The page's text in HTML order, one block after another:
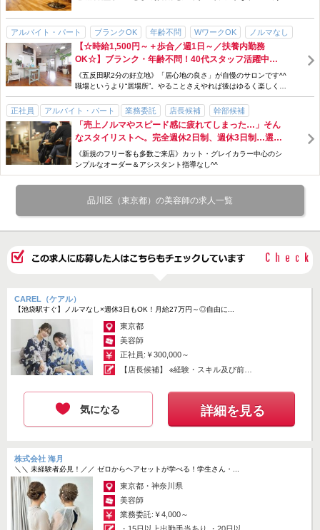
勤務時間・曜日応相談
主婦・主夫歓迎 パパ・ママ歓迎
パパ・ママ在籍
女性スタッフ多数
個人サロン 高収入
アルバイト・パート ブランクOK 年齢不問 WワークOK
ノルマなし
服装自由
主婦・主夫歓迎 パパ・ママ歓迎
髪型・髪色自由
女性スタッフ多数
交通費支給 社会保険完備
歩合・インセンティブあり
スタッフ割引・特典あり
産休・育休制度あり 週1日～
扶養控除内
勤務時間・曜日応相談
駅チカ 個人サロン
アットホーム
40代以上活躍できる
急募 サロン見学OK 高収入
【☆時給1,500円～＋歩合／週1日～／扶養内勤務
OK☆】ブランク・年齢不問！40代スタッフ活躍中◎
＼アルバイト・パートのスタイリスト募集／
《五反田駅2分の好立地》「居心地の良さ」が自慢のサロンです^^
職場というより“居場所”。やることさえやれば後はゆるく楽しく！
遠方の方やモデルも通う実力派サロン！
正社員 アルバイト・パート 業務委託 店長候補
幹部候補
主婦・主夫歓迎
交通費支給 勤務時間・曜日応相談 年齢不問
急募
アットホーム
個人サロン 経験者優遇 ノルマなし
服装自由
パパ・ママ在籍
髪型・髪色自由 時短勤務 週1日～
駅チカ
新規フリー客多数
サロン見学OK ブランクOK 社会保険完備
「売上ノルマやスピード感に疲れてしまった…」そん
なスタイリストへ。完全週休2日制、週休3日制…選択
OK！あなたのペースで仕事ができるサロン＞ アルバ
イト/パートも同時募集中！！
《新規のフリー客も多数ご来店》カット・グレイカラー中心のシ
ンプルなオーダー＆アシスタント指導なし^^
品川区（東京都）の美容師の求人一覧
CAREL（ケアル）
【池袋駅すぐ】ノルマなし×週休3日もOK！月給27万円～◎自由に...
東京都
美容師
正社員:￥300,000～
気になる 詳細を見る
株式会社 海月
＼＼ 未経験者必見！／／ ゼロからヘアセットが学べる！学生さん・...
東京都・神奈川県
美容師
業務委託:￥4,000～